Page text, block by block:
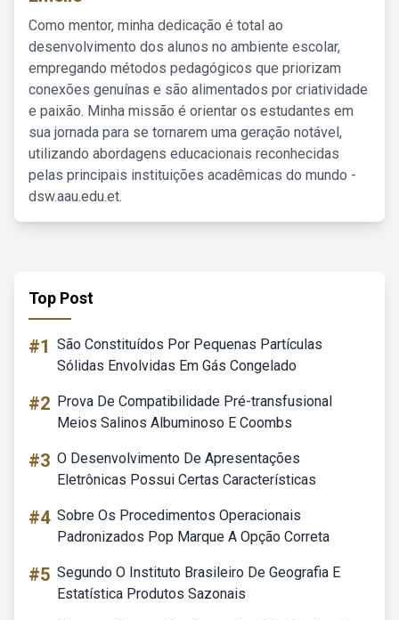
Como mentor, minha dedicação é total ao
desenvolvimento dos alunos no ambiente escolar,
empregando métodos pedagógicos que priorizam
conexões genuínas e são alimentados por criatividade
e paixão. Minha missão é orientar os estudantes em
sua jornada para se tornarem uma geração notável,
utilizando abordagens educacionais reconhecidas
pelas principais instituições acadêmicas do mundo -
dsw.aau.edu.et.
Top Post
#1 São Constituídos Por Pequenas Partículas
Sólidas Envolvidas Em Gás Congelado
#2 Prova De Compatibilidade Pré-transfusional
Meios Salinos Albuminoso E Coombs
#3 O Desenvolvimento De Apresentações
Eletrônicas Possui Certas Características
#4 Sobre Os Procedimentos Operacionais
Padronizados Pop Marque A Opção Correta
#5 Segundo O Instituto Brasileiro De Geografia E
Estatística Produtos Sazonais